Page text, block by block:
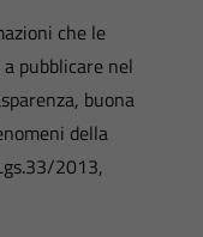
che le
pubblicare nel
buona
della
2013,